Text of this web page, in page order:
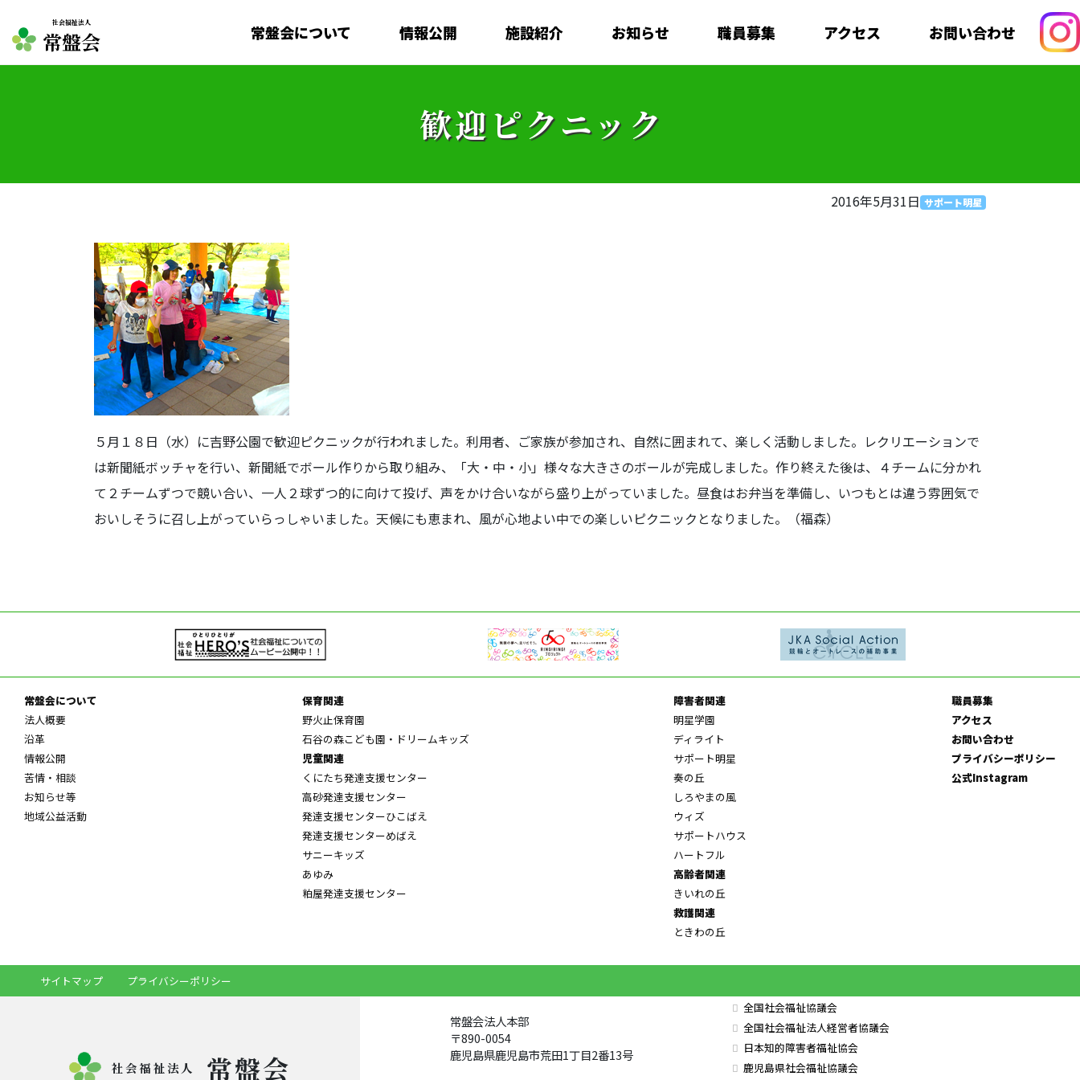
社会福祉法人
常盤会 常盤会について 情報公開 施設紹介 お知らせ 職員募集 アクセス お問い合わせ
歓迎ピクニック
2016年5月31日 サポート明星
５月１８日（水）に吉野公園で歓迎ピクニックが行われました。利用者、ご家族が参加され、自然に囲まれて、楽しく活動しました。レクリエーションで
は新聞紙ボッチャを行い、新聞紙でボール作りから取り組み、「大・中・小」様々な大きさのボールが完成しました。作り終えた後は、４チームに分かれ
て２チームずつで競い合い、一人２球ずつ的に向けて投げ、声をかけ合いながら盛り上がっていました。昼食はお弁当を準備し、いつもとは違う雰囲気で
おいしそうに召し上がっていらっしゃいました。天候にも恵まれ、風が心地よい中での楽しいピクニックとなりました。（福森）
常盤会について
法人概要
沿革
情報公開
苦情・相談
お知らせ等
地域公益活動
保育関連
野火止保育園
石谷の森こども園・ドリームキッズ
児童関連
くにたち発達支援センター
高砂発達支援センター
発達支援センターひこばえ
発達支援センターめばえ
サニーキッズ
あゆみ
粕屋発達支援センター
障害者関連
明星学園
ディライト
サポート明星
奏の丘
しろやまの風
ウィズ
サポートハウス
ハートフル
高齢者関連
きいれの丘
救護関連
ときわの丘
職員募集
アクセス
お問い合わせ
プライバシーポリシー
公式Instagram
サイトマップ プライバシーポリシー
社会福祉法人 常盤会
常盤会法人本部
〒890-0054
鹿児島県鹿児島市荒田1丁目2番13号
全国社会福祉協議会
全国社会福祉法人経営者協議会
日本知的障害者福祉協会
鹿児島県社会福祉協議会